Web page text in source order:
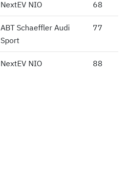
NextEV NIO 68
ABT Schaeffler Audi
Sport
77
NextEV NIO 88